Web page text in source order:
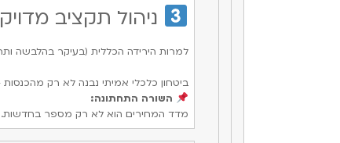
ניהול תקציב
למרות הירידה הכללית (בעיקר בהלבשה
ביטחון כלכלי אמיתי נבנה לא רק
השורה התחתונה:
מדד המחירים הוא לא רק מספר בחדשות.